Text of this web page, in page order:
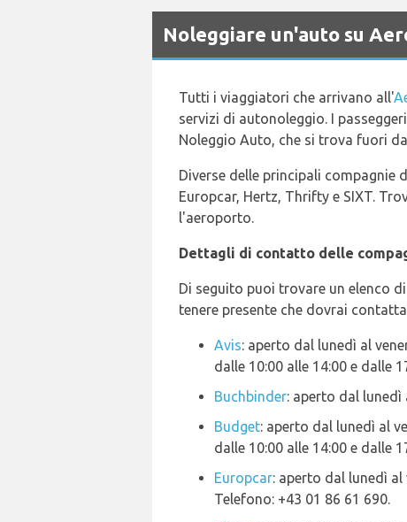
Noleggiare un'auto su
Tutti i viaggiatori che arrivano all'
servizi di autonoleggio. I
Noleggio Auto, che si trova fuori
Diverse delle principali
Europcar, Hertz, Thrifty e SIXT.
l'aeroporto.
Dettagli di contatto delle
Di seguito puoi trovare un elenco
tenere presente che dovrai
Avis: aperto dal lunedì al
dalle 10:00 alle 14:00 e dalle
Buchbinder: aperto dal lunedì
Budget: aperto dal lunedì al
dalle 10:00 alle 14:00 e dalle
Europcar: aperto dal lunedì al
Telefono: +43 01 86 61 690.